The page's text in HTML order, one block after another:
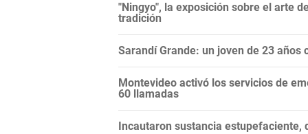
"Ningyo", la exposición sobre el arte
tradición
Sarandí Grande: un joven de 23
Montevideo activó los servicios de
60 llamadas
Incautaron sustancia